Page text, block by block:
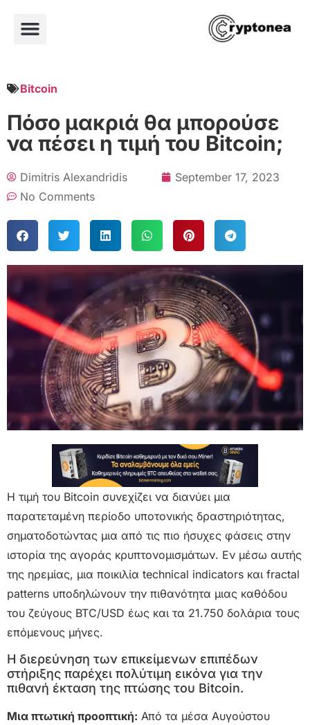
Bitcoin
Πόσο μακριά θα μπορούσε
να πέσει η τιμή του Bitcoin;
Dimitris Alexandridis
September 17, 2023
No Comments
Η τιμή του Bitcoin συνεχίζει να διανύει μια
παρατεταμένη περίοδο υποτονικής δραστηριότητας,
σηματοδοτώντας μια από τις πιο ήσυχες φάσεις στην
ιστορία της αγοράς κρυπτονομισμάτων. Εν μέσω αυτής
της ηρεμίας, μια ποικιλία technical indicators και fractal
patterns υποδηλώνουν την πιθανότητα μιας καθόδου
του ζεύγους BTC/USD έως και τα 21.750 δολάρια τους
επόμενους μήνες.
Η διερεύνηση των επικείμενων επιπέδων
στήριξης παρέχει πολύτιμη εικόνα για την
πιθανή έκταση της πτώσης του Bitcoin.
Μια πτωτική προοπτική: Από τα μέσα Αυγούστου